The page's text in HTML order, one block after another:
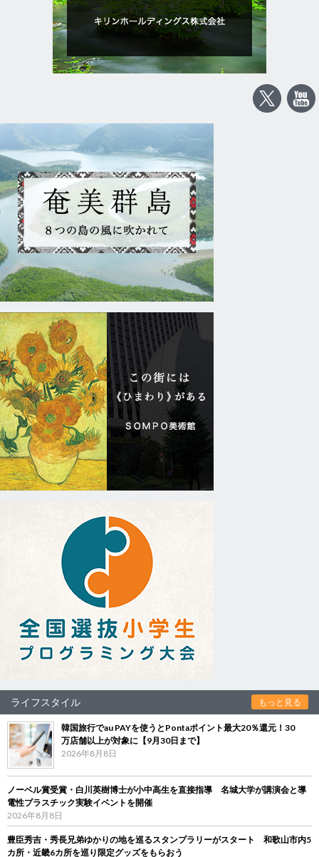
ライフスタイル もっと見る
韓国旅行でau PAYを使うとPontaポイント最大20％還元！30
万店舗以上が対象に【9月30日まで】
2026年8月8日
ノーベル賞受賞・白川英樹博士が小中高生を直接指導 名城大学が講演会と導
電性プラスチック実験イベントを開催
2026年8月8日
豊臣秀吉・秀長兄弟ゆかりの地を巡るスタンプラリーがスタート 和歌山市内5
カ所・近畿6カ所を巡り限定グッズをもらおう